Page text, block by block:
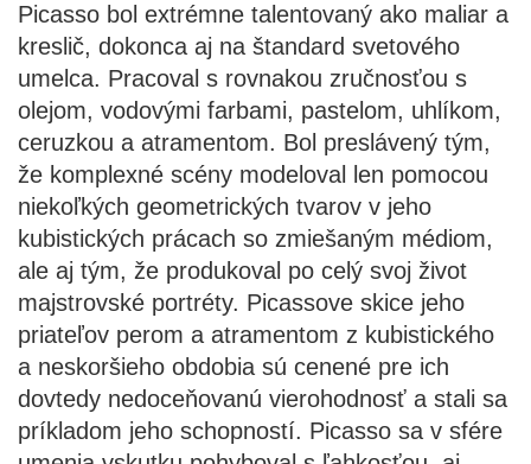
Picasso bol extrémne talentovaný ako maliar a
kreslič, dokonca aj na štandard svetového
umelca. Pracoval s rovnakou zručnosťou s
olejom, vodovými farbami, pastelom, uhlíkom,
ceruzkou a atramentom. Bol preslávený tým,
že komplexné scény modeloval len pomocou
niekoľkých geometrických tvarov v jeho
kubistických prácach so zmiešaným médiom,
ale aj tým, že produkoval po celý svoj život
majstrovské portréty. Picassove skice jeho
priateľov perom a atramentom z kubistického
a neskoršieho obdobia sú cenené pre ich
dovtedy nedoceňovanú vierohodnosť a stali sa
príkladom jeho schopností. Picasso sa v sfére